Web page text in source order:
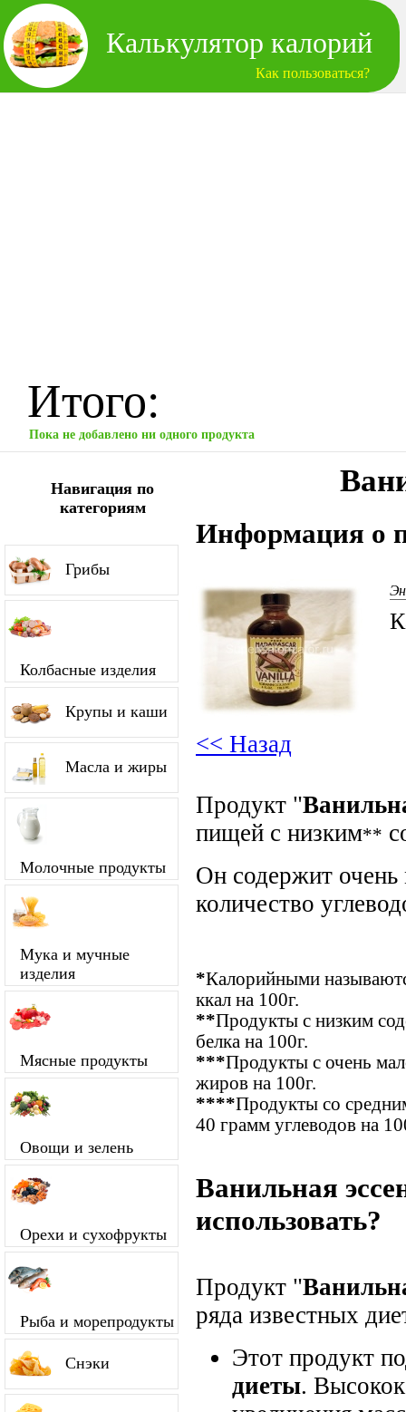
Калькулятор калорий
Как пользоваться?
Итого:
Пока не добавлено ни одного продукта
Навигация по
категориям
Грибы
Колбасные изделия
Крупы и каши
Масла и жиры
Молочные продукты
Мука и мучные
изделия
Мясные продукты
Овощи и зелень
Орехи и сухофрукты
Рыба и морепродукты
Снэки
Информация о
<< Назад
Продукт "
пищей с низким**
Он содержит очень
количество
*Калорийными
ккал на 100г.
**Продукты с низким
белка на 100г.
***Продукты с очень
жиров на 100г.
****Продукты со
40 грамм углеводов на
Ванильная
использовать?
Продукт "
ряда известных
Этот продукт
диеты.